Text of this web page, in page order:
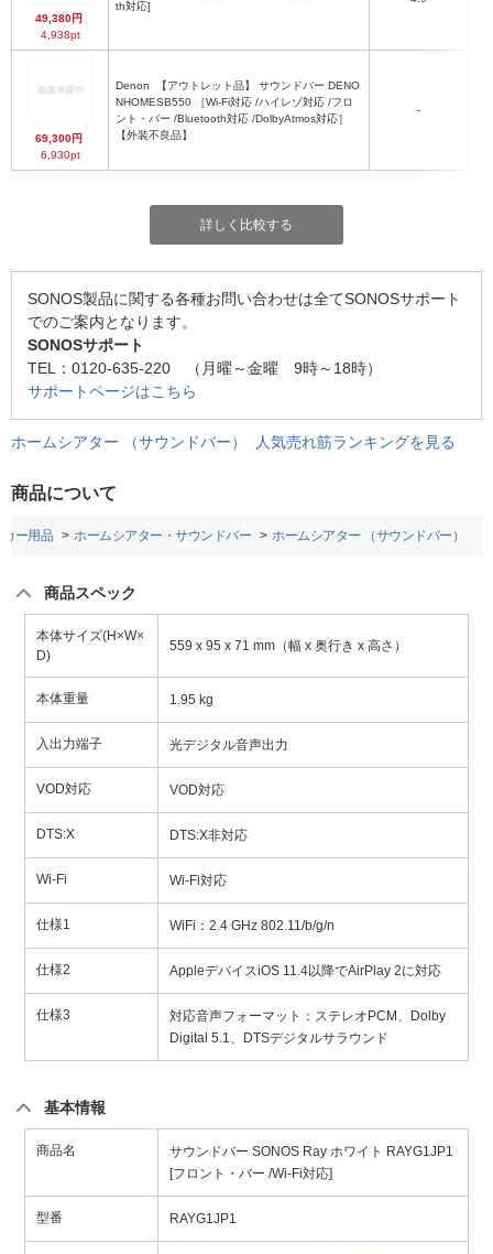
49,380円
4,938pt
th対応]
69,300円
6,930pt
Denon
NHOMESB550 ［Wi-Fi対応 /ハイレゾ対応 /フロ
ント・バー /Bluetooth対応 /DolbyAtmos対応］
【外装不良品】
-
詳しく比較する
SONOS製品に関する各種お問い合わせは全てSONOSサポート
でのご案内となります。
SONOSサポート
TEL：0120-635-220 （月曜～金曜 9時～18時）
サポートページはこちら
ホームシアター （サウンドバー） 人気売れ筋ランキングを見る
商品について
ー用品 ホームシアター・サウンドバー ホームシアター （サウンドバー）
商品スペック
本体サイズ(H×W×
D)
559 x 95 x 71 mm（幅 x 奥行き x 高さ）
本体重量 1.95 kg
入出力端子 光デジタル音声出力
VOD対応 VOD対応
DTS:X DTS:X非対応
Wi-Fi Wi-Fi対応
仕様1 WiFi：2.4 GHz 802.11/b/g/n
仕様2 AppleデバイスiOS 11.4以降でAirPlay 2に対応
仕様3
対応音声フォーマット：ステレオPCM、Dolby
Digital 5.1、DTSデジタルサラウンド
基本情報
商品名
サウンドバー SONOS Ray ホワイト RAYG1JP1
[フロント・バー /Wi-Fi対応]
型番 RAYG1JP1